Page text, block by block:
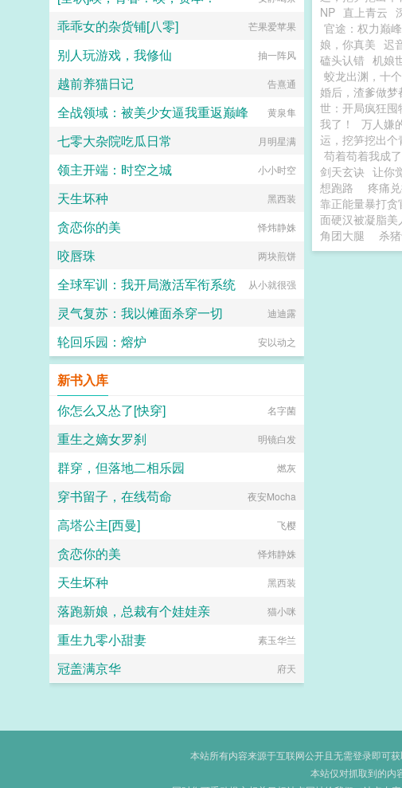
NP 直上青云
官途：权力巅峰
娘，你真美 迟
磕头认错 机娘
蛟龙出渊，十
婚后，渣爹做梦
世：开局疯狂囤
我了！
万人嫌
运，挖笋挖出个
苟着苟着我成
剑天玄诀 让你
想跑路
疼痛
靠正能量暴打贪
面硬汉被凝脂美
角团大腿
杀
乖乖女的杂货铺[八零] 芒果爱苹果
别人玩游戏，我修仙 抽一阵风
越前养猫日记 告熹通
全战领域：被美少女逼我重返巅峰 黄泉隼
七零大杂院吃瓜日常 月明星满
领主开端：时空之城 小小时空
天生坏种 黑西装
贪恋你的美 怿炜静姝
咬唇珠 两块煎饼
全球军训：我开局激活军衔系统 从小就很强
灵气复苏：我以傩面杀穿一切 迪迪露
轮回乐园：熔炉 安以动之
新书入库
你怎么又怂了[快穿]
名字菌
重生之嫡女罗刹 明镜白发
群穿，但落地二相乐园 燃灰
穿书留子，在线苟命 夜安Mocha
高塔公主[西曼] 飞樱
贪恋你的美 怿炜静姝
天生坏种 黑西装
落跑新娘，总裁有个娃娃亲 猫小咪
重生九零小甜妻 素玉华兰
冠盖满京华 府天
本站所有内容来源于互联网公开且无需登录即可
本站仅对抓取到的内